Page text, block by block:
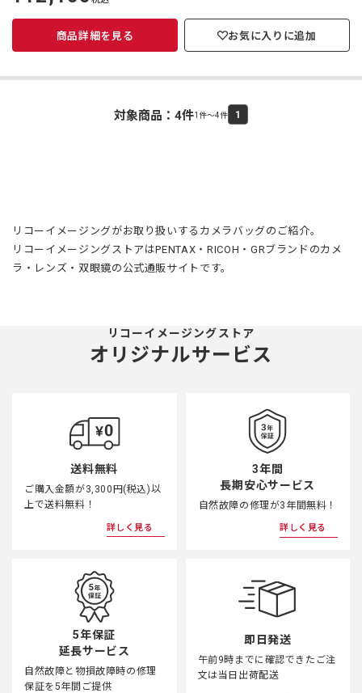
価
商品詳細を見る お気に入りに追加
対象商品： 4件1件～4件 1
リコーイメージングがお取り扱いするカメラバッグのご紹介。
リコーイメージングストアはPENTAX・RICOH・GRブランドのカメ
ラ・レンズ・双眼鏡の公式通販サイトです。
リコーイメージングストア
オリジナルサービス
送料無料
ご購入金額が3,300円(税込)以
上で送料無料！
詳しく見る
3年間
長期安心サービス
自然故障の修理が3年間無料！
詳しく見る
5年保証
延長サービス
自然故障と物損故障時の修理
保証を5年間ご提供
即日発送
午前9時までに確認できたご注
文は当日出荷配送